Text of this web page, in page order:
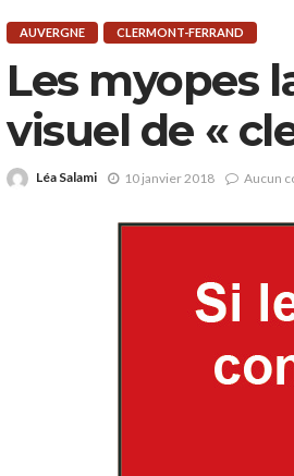
AUVERGNE CLERMONT-FERRAND
Les myopes
visuel de «
Léa Salami 10 janvier 2018 Aucun